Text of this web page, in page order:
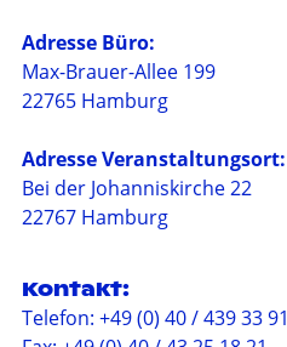
Adresse Büro:
Max-Brauer-Allee 199
22765 Hamburg
Adresse Veranstaltungsort:
Bei der Johanniskirche 22
22767 Hamburg
Kontakt:
Telefon: +49 (0) 40 / 439 33 91